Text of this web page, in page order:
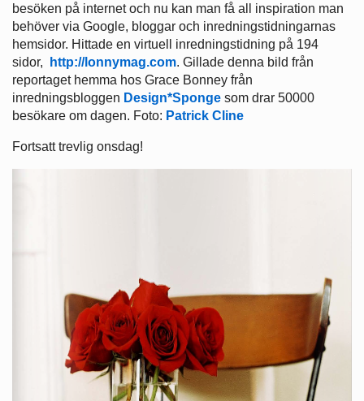
besöken på internet och nu kan man få all inspiration man
behöver via Google, bloggar och inredningstidningarnas
hemsidor. Hittade en virtuell inredningstidning på 194
sidor,
http://lonnymag.com. Gillade denna bild från
reportaget hemma hos Grace Bonney från
inredningsbloggen Design*Sponge som drar 50000
besökare om dagen. Foto: Patrick Cline
Fortsatt trevlig onsdag!